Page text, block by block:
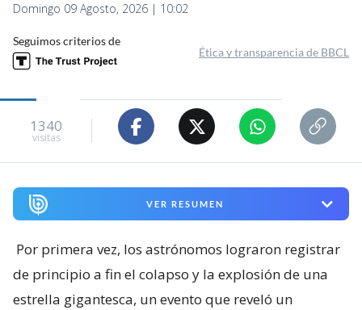
Domingo 09 Agosto, 2026 | 10:02
Seguimos criterios de
Ética y transparencia de BBCL
1340
visitas
VER RESUMEN
Por primera vez, los astrónomos lograron registrar
de principio a fin el colapso y la explosión de una
estrella gigantesca, un evento que reveló un